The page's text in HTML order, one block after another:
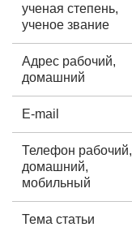
ученая степень,
ученое звание
Адрес рабочий,
домашний
E-mail
Телефон рабочий,
домашний,
мобильный
Тема статьи